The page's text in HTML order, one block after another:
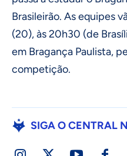
Brasileirão. As equipes
(20), às 20h30 (de
em Bragança Paulista,
competição.
SIGA O CENTRAL